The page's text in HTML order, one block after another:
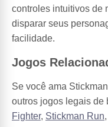
controles intuitivos de
disparar seus
facilidade.
Jogos
Se você ama
outros jogos legais de
Fighter, Stickman Run,